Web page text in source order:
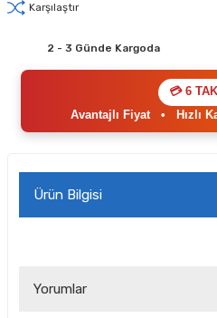
Karşılaştır
2 - 3 Günde Kargoda
💳 6
Avantajlı Fiyat• Hızlı
Ürün Bilgisi
Yorumlar